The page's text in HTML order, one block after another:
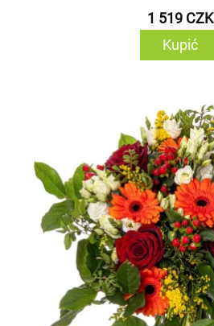
1 519 CZK
Kupić